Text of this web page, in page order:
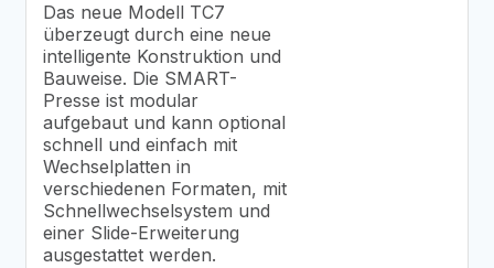
Das neue Modell TC7
überzeugt durch eine neue
intelligente Konstruktion und
Bauweise. Die SMART-
Presse ist modular
aufgebaut und kann optional
schnell und einfach mit
Wechselplatten in
verschiedenen Formaten, mit
Schnellwechselsystem und
einer Slide-Erweiterung
ausgestattet werden.